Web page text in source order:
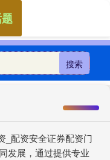
搜索
_配资安全证券配资门
发展，通过提供专业